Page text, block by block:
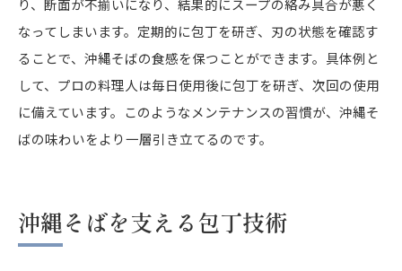
り、断面が不揃いになり、結果的にスープの絡み具合が悪く
なってしまいます。定期的に包丁を研ぎ、刃の状態を確認す
ることで、沖縄そばの食感を保つことができます。具体例と
して、プロの料理人は毎日使用後に包丁を研ぎ、次回の使用
に備えています。このようなメンテナンスの習慣が、沖縄そ
ばの味わいをより一層引き立てるのです。
沖縄そばを支える包丁技術